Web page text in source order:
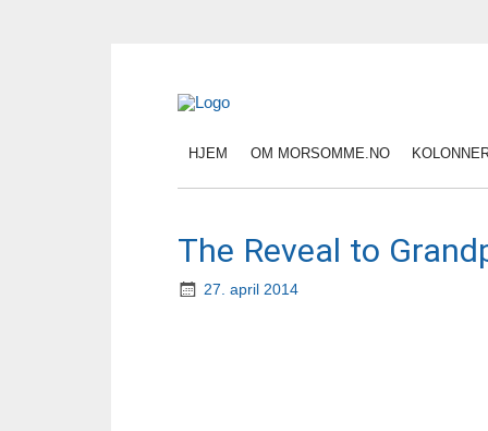
HJEM OM MORSOMME.NO
The Reveal to
27. april 2014